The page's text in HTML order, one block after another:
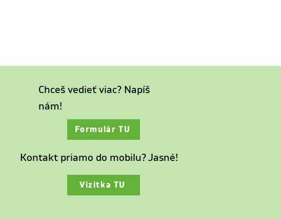
Chceš vedieť viac? Napíš
nám!
Formulár TU
Kontakt priamo do mobilu? Jasné!
Vizitka TU